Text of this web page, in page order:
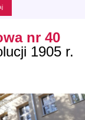
nr 40
1905 r.